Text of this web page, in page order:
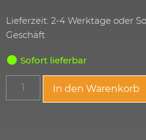
Lieferzeit: 2-4 Werktage oder
Geschäft
Sofort lieferbar
In den Warenkorb